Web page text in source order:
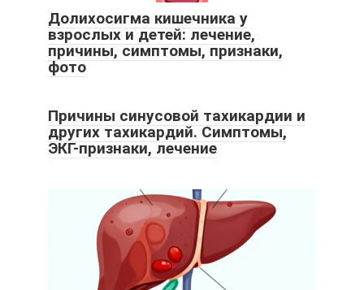
Долихосигма кишечника у
взрослых и детей: лечение,
причины, симптомы, признаки,
фото
Причины синусовой тахикардии и
других тахикардий. Симптомы,
ЭКГ-признаки, лечение